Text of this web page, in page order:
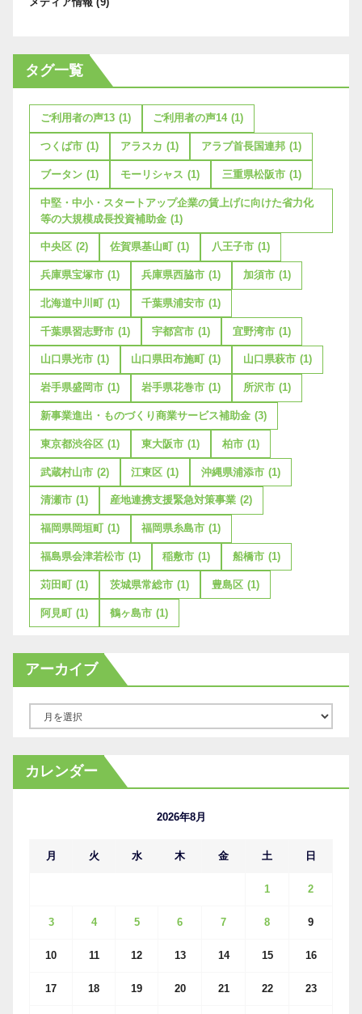
タグ一覧
ご利用者の声13 (1) ご利用者の声14 (1)
つくば市 (1) アラスカ (1) アラブ首長国連邦 (1)
ブータン (1) モーリシャス (1) 三重県松阪市 (1)
中堅・中小・スタートアップ企業の賃上げに向けた省力化
等の大規模成長投資補助金 (1)
中央区 (2) 佐賀県基山町 (1) 八王子市 (1)
兵庫県宝塚市 (1) 兵庫県西脇市 (1) 加須市 (1)
北海道中川町 (1) 千葉県浦安市 (1)
千葉県習志野市 (1) 宇都宮市 (1) 宜野湾市 (1)
山口県光市 (1) 山口県田布施町 (1) 山口県萩市 (1)
岩手県盛岡市 (1) 岩手県花巻市 (1) 所沢市 (1)
新事業進出・ものづくり商業サービス補助金 (3)
東京都渋谷区 (1) 東大阪市 (1) 柏市 (1)
武蔵村山市 (2) 江東区 (1) 沖縄県浦添市 (1)
清瀬市 (1) 産地連携支援緊急対策事業 (2)
福岡県岡垣町 (1) 福岡県糸島市 (1)
福島県会津若松市 (1) 稲敷市 (1) 船橋市 (1)
苅田町 (1) 茨城県常総市 (1) 豊島区 (1)
阿見町 (1) 鶴ヶ島市 (1)
アーカイブ
カ
イ
カレンダー
2026年8月
月 火 水 木 金 土 日
1 2
3 4 5 6 7 8 9
10 11 12 13 14 15 16
17 18 19 20 21 22 23